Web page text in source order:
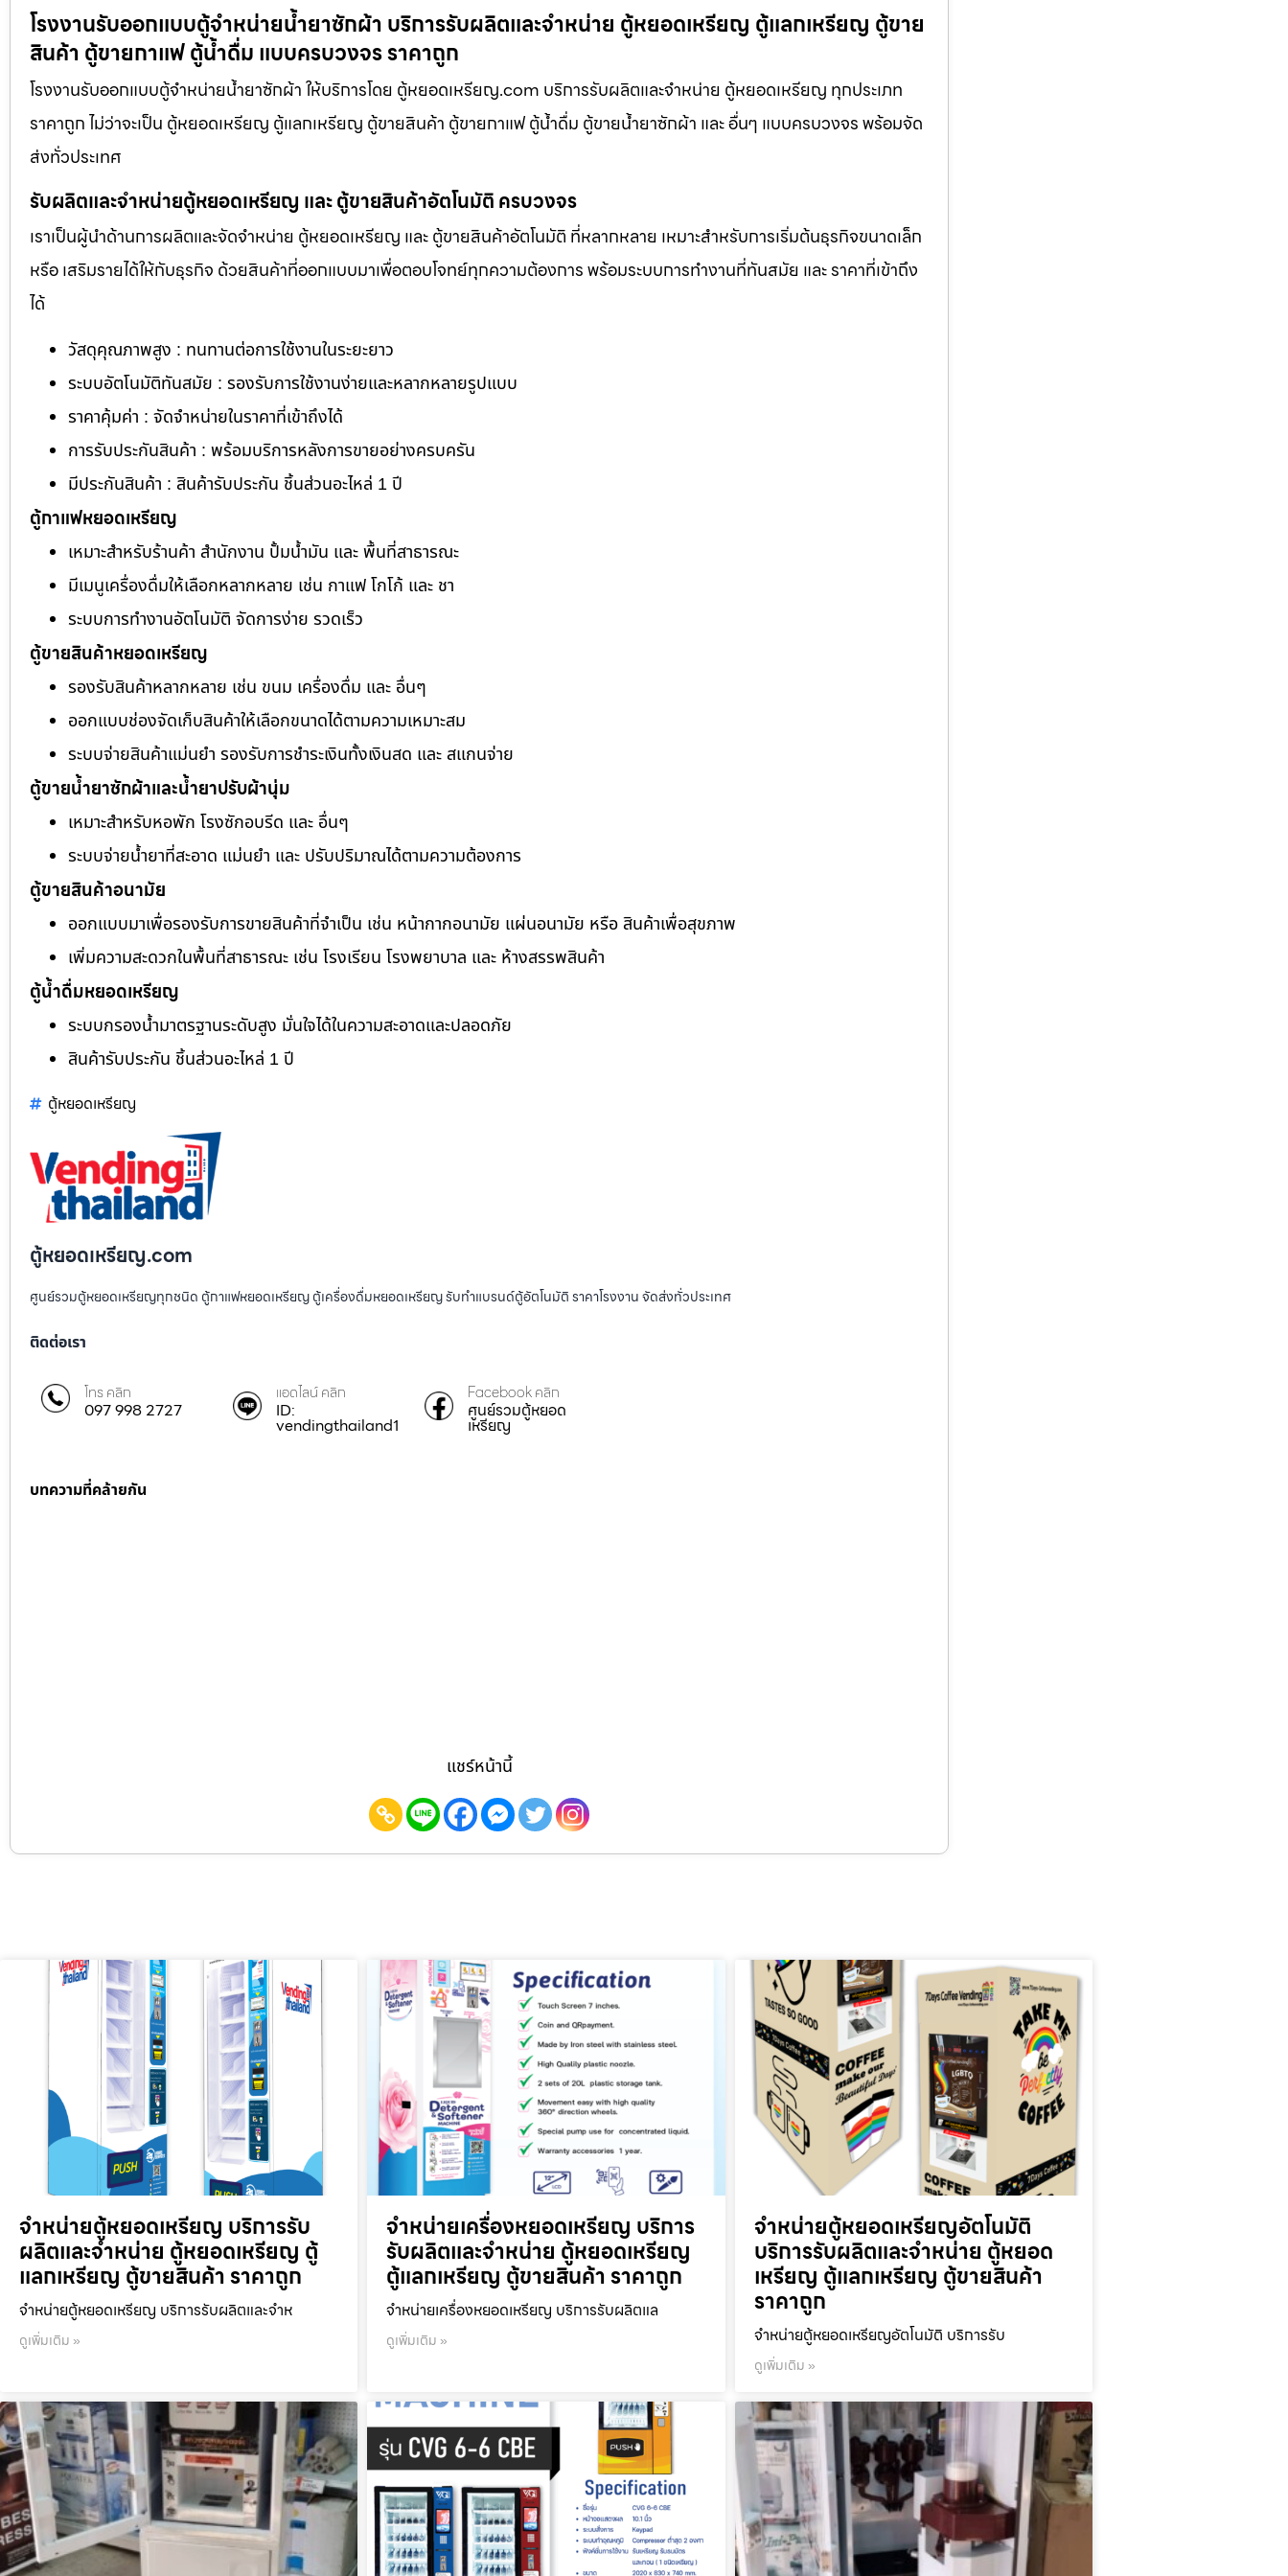
โรงงานรับออกแบบตู้จำหน่ายน้ำยาซักผ้า บริการรับผลิตและจำหน่าย ตู้หยอดเหรียญ ตู้แลกเหรียญ ตู้ขาย
สินค้า ตู้ขายกาแฟ ตู้น้ำดื่ม แบบครบวงจร ราคาถูก
โรงงานรับออกแบบตู้จำหน่ายน้ำยาซักผ้า ให้บริการโดย ตู้หยอดเหรียญ.com บริการรับผลิตและจำหน่าย ตู้หยอดเหรียญ ทุกประเภท
ราคาถูก ไม่ว่าจะเป็น ตู้หยอดเหรียญ ตู้แลกเหรียญ ตู้ขายสินค้า ตู้ขายกาแฟ ตู้น้ำดื่ม ตู้ขายน้ำยาซักผ้า และ อื่นๆ แบบครบวงจร พร้อมจัด
ส่งทั่วประเทศ
รับผลิตและจำหน่ายตู้หยอดเหรียญ และ ตู้ขายสินค้าอัตโนมัติ ครบวงจร
เราเป็นผู้นำด้านการผลิตและจัดจำหน่าย ตู้หยอดเหรียญ และ ตู้ขายสินค้าอัตโนมัติ ที่หลากหลาย เหมาะสำหรับการเริ่มต้นธุรกิจขนาดเล็ก
หรือ เสริมรายได้ให้กับธุรกิจ ด้วยสินค้าที่ออกแบบมาเพื่อตอบโจทย์ทุกความต้องการ พร้อมระบบการทำงานที่ทันสมัย และ ราคาที่เข้าถึง
ได้
วัสดุคุณภาพสูง : ทนทานต่อการใช้งานในระยะยาว
ระบบอัตโนมัติทันสมัย : รองรับการใช้งานง่ายและหลากหลายรูปแบบ
ราคาคุ้มค่า : จัดจำหน่ายในราคาที่เข้าถึงได้
การรับประกันสินค้า : พร้อมบริการหลังการขายอย่างครบครัน
มีประกันสินค้า : สินค้ารับประกัน ชิ้นส่วนอะไหล่ 1 ปี
ตู้กาแฟหยอดเหรียญ
เหมาะสำหรับร้านค้า สำนักงาน ปั้มน้ำมัน และ พื้นที่สาธารณะ
มีเมนูเครื่องดื่มให้เลือกหลากหลาย เช่น กาแฟ โกโก้ และ ชา
ระบบการทำงานอัตโนมัติ จัดการง่าย รวดเร็ว
ตู้ขายสินค้าหยอดเหรียญ
รองรับสินค้าหลากหลาย เช่น ขนม เครื่องดื่ม และ อื่นๆ
ออกแบบช่องจัดเก็บสินค้าให้เลือกขนาดได้ตามความเหมาะสม
ระบบจ่ายสินค้าแม่นยำ รองรับการชำระเงินทั้งเงินสด และ สแกนจ่าย
ตู้ขายน้ำยาซักผ้าและน้ำยาปรับผ้านุ่ม
เหมาะสำหรับหอพัก โรงซักอบรีด และ อื่นๆ
ระบบจ่ายน้ำยาที่สะอาด แม่นยำ และ ปรับปริมาณได้ตามความต้องการ
ตู้ขายสินค้าอนามัย
ออกแบบมาเพื่อรองรับการขายสินค้าที่จำเป็น เช่น หน้ากากอนามัย แผ่นอนามัย หรือ สินค้าเพื่อสุขภาพ
เพิ่มความสะดวกในพื้นที่สาธารณะ เช่น โรงเรียน โรงพยาบาล และ ห้างสรรพสินค้า
ตู้น้ำดื่มหยอดเหรียญ
ระบบกรองน้ำมาตรฐานระดับสูง มั่นใจได้ในความสะอาดและปลอดภัย
สินค้ารับประกัน ชิ้นส่วนอะไหล่ 1 ปี
ตู้หยอดเหรียญ
ตู้หยอดเหรียญ.com
ศูนย์รวมตู้หยอดเหรียญทุกชนิด ตู้กาแฟหยอดเหรียญ ตู้เครื่องดื่มหยอดเหรียญ รับทำแบรนด์ตู้อัตโนมัติ ราคาโรงงาน จัดส่งทั่วประเทศ
ติดต่อเรา
โทร คลิก
097 998 2727
แอดไลน์ คลิก
ID:
vendingthailand1
Facebook คลิก
ศูนย์รวมตู้หยอด
เหรียญ
บทความที่คล้ายกัน
แชร์หน้านี้
จำหน่ายตู้หยอดเหรียญ บริการรับ
ผลิตและจำหน่าย ตู้หยอดเหรียญ ตู้
แลกเหรียญ ตู้ขายสินค้า ราคาถูก
จำหน่ายตู้หยอดเหรียญ บริการรับผลิตและจำห
ดูเพิ่มเติม »
จำหน่ายเครื่องหยอดเหรียญ บริการ
รับผลิตและจำหน่าย ตู้หยอดเหรียญ
ตู้แลกเหรียญ ตู้ขายสินค้า ราคาถูก
จำหน่ายเครื่องหยอดเหรียญ บริการรับผลิตแล
ดูเพิ่มเติม »
จำหน่ายตู้หยอดเหรียญ​อัตโนมัติ
บริการรับผลิตและจำหน่าย ตู้หยอด
เหรียญ ตู้แลกเหรียญ ตู้ขายสินค้า
ราคาถูก
จำหน่ายตู้หยอดเหรียญ​อัตโนมัติ บริการรับ
ดูเพิ่มเติม »